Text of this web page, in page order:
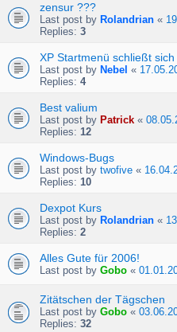
zensur ???
Last post by Rolandrian «
Replies: 3
XP Startmenü schließt
Last post by Nebel «
Replies: 4
Best valium
Last post by Patrick «
Replies: 12
Windows-Bugs
Last post by twofive «
Replies: 10
Dexpot Kurs
Last post by Rolandrian «
Replies: 2
Alles Gute für 2006!
Last post by Gobo «
Zitätschen der Tägschen
Last post by Gobo «
Replies: 32